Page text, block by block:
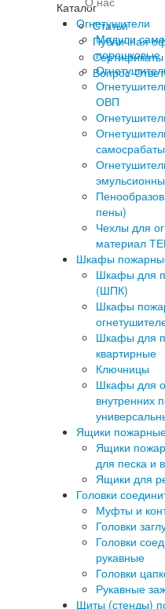
Статьи
Публичная
Сертификаты
Вопрос-Ответ
Каталог
Огнетушители
Модули
порошковые
ОВП
пены)
Чехлы для
материал
Шкафы
Шкафы для
(ШПК)
Шкафы
Шкафы для
квартирные
Ключницы
Шкафы для
внутренних
Ящики
Ящики
для песка и
Ящики для
Головки
Муфты и
Головки
Головки
рукавные
Головки
Рукавные
Щиты (стенды)